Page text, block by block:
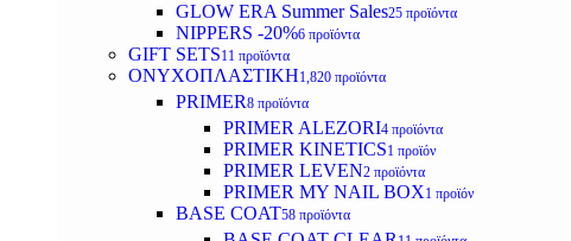
GLOW ERA Summer Sales25 προϊόντα
NIPPERS -20%6 προϊόντα
GIFT SETS11 προϊόντα
ΟΝΥΧΟΠΛΑΣΤΙΚΗ1,820 προϊόντα
PRIMER8 προϊόντα
PRIMER ALEZORI4 προϊόντα
PRIMER KINETICS1 προϊόν
PRIMER LEVEN2 προϊόντα
PRIMER MY NAIL BOX1 προϊόν
BASE COAT58 προϊόντα